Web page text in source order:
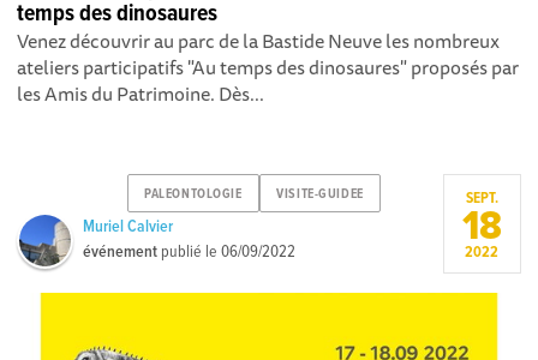
temps des dinosaures
Venez découvrir au parc de la Bastide Neuve les nombreux
ateliers participatifs "Au temps des dinosaures" proposés par
les Amis du Patrimoine. Dès...
PALEONTOLOGIE VISITE-GUIDEE
Muriel Calvier
événement publié le06/09/2022
SEPT.
18
2022